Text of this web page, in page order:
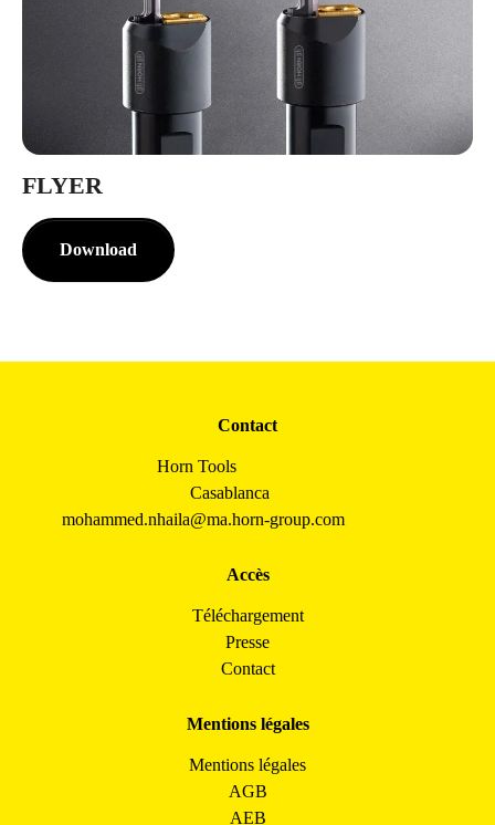
FLYER
Download
Contact
Horn Tools
Casablanca
mohammed.nhaila@ma.horn-group.com
Accès
Téléchargement
Presse
Contact
Mentions légales
Mentions légales
AGB
AEB